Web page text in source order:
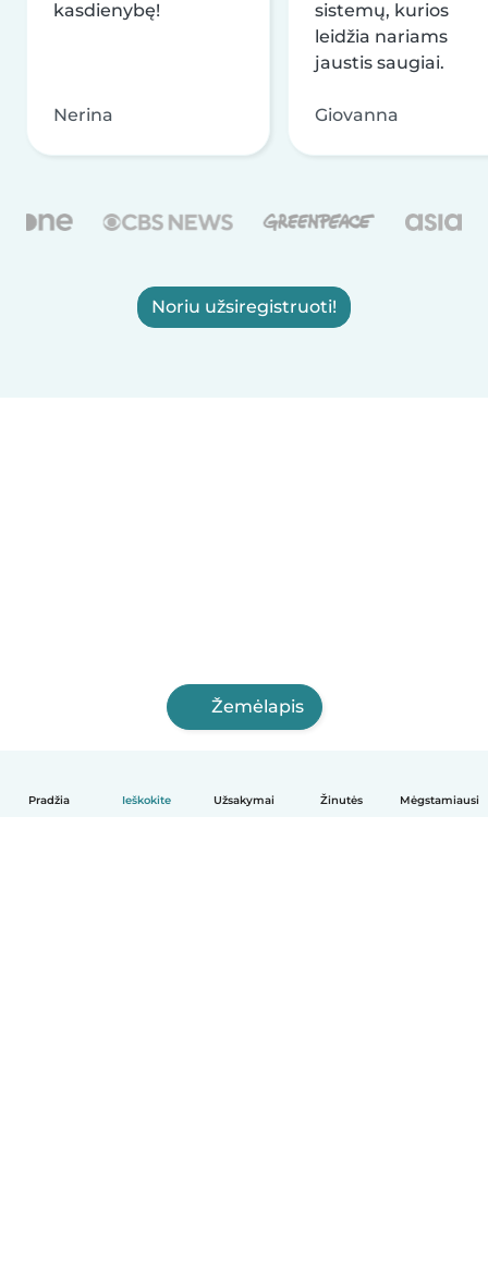
Pradžia Ieškokite Užsakymai Žinutės Mėgstamiausi
kasdienybę!
Nerina
sistemų, kurios
leidžia nariams
jaustis saugiai.
Giovanna
Noriu užsiregistruoti!
Žemėlapis